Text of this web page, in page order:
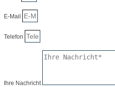
E-Mail
Telefon
Ihre Nachricht